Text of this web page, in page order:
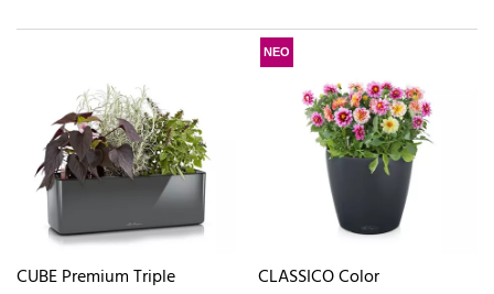
CUBE Premium Triple
ΝΕΟ
CLASSICO Color